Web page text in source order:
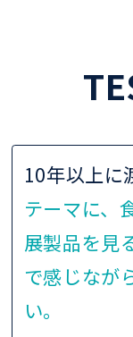
10年以上に
テーマに、
展製品を見
で感じなが
い。